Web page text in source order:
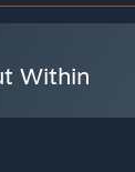
Within